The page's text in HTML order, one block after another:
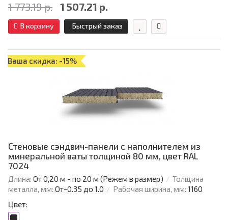
1 773.19 р. 1 507.21 р.
В корзину Быстрый заказ
Ваша скидка: -15%
Стеновые сэндвич-панели с наполнителем из
минеральной ваты толщиной 80 мм, цвет RAL
7024
Длина: От 0,20 м - по 20 м (Режем в размер)
Толщина
металла, мм: От-0.35 до 1.0 Рабочая ширина, мм: 1160
Цвет: